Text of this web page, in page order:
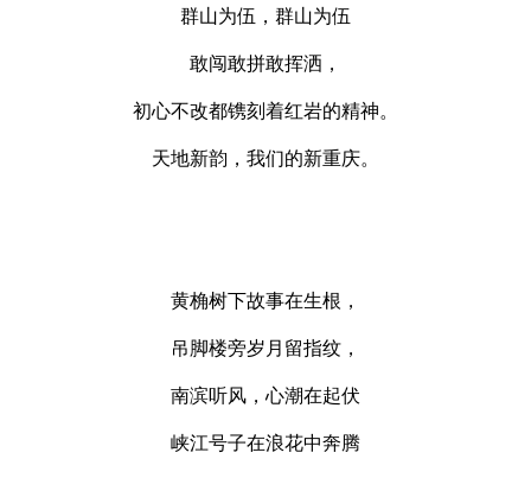
群山为伍，群山为伍
敢闯敢拼敢挥洒，
初心不改都镌刻着红岩的精神。
天地新韵，我们的新重庆。
黄桷树下故事在生根，
吊脚楼旁岁月留指纹，
南滨听风，心潮在起伏
峡江号子在浪花中奔腾